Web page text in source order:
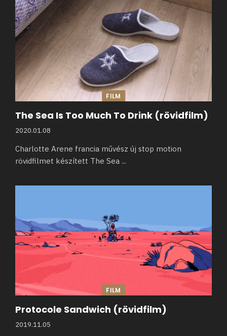
FILM
The Sea Is Too Much To Drink (rövidfilm)
2020.01.08
Charlotte Arene francia művész új stop motion
rövidfilmet készített The Sea ...
FILM
Protocole Sandwich (rövidfilm)
2019.11.05